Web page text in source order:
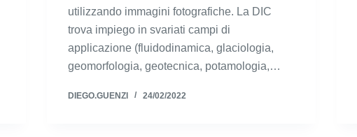
utilizzando immagini fotografiche. La DIC
trova impiego in svariati campi di
applicazione (fluidodinamica, glaciologia,
geomorfologia, geotecnica, potamologia,…
DIEGO.GUENZI 24/02/2022